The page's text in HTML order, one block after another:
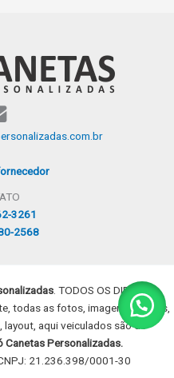
3261
2568
. TODOS OS DIREITOS
todas as fotos, imagens, dizeres,
aqui veiculados são de
Canetas Personalizadas.
21.236.398/0001-30